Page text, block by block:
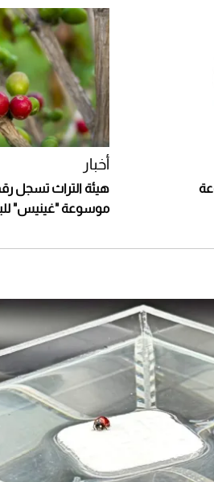
أخبار
هيئة التراث تسجل
موسوعة "غينيس"